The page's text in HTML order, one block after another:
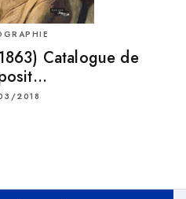
Catalogue de
2018